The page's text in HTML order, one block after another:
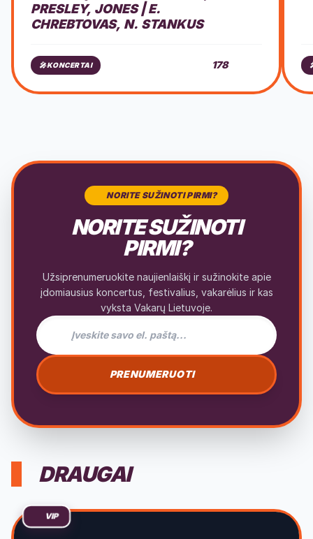
PRESLEY, JONES | E.
CHREBTOVAS, N. STANKUS
🎤KONCERTAI 178
NORITE SUŽINOTI PIRMI?
NORITE SUŽINOTI
PIRMI?
Užsiprenumeruokite naujienlaiškį ir sužinokite apie
įdomiausius koncertus, festivalius, vakarėlius ir kas
vyksta Vakarų Lietuvoje.
PRENUMERUOTI
DRAUGAI
VIP